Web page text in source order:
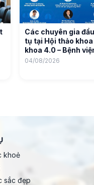
Các chuyên gia
tụ tại Hội thảo
khoa 4.0 – Bệnh
04/08/2026
khoẻ
sắc đẹp